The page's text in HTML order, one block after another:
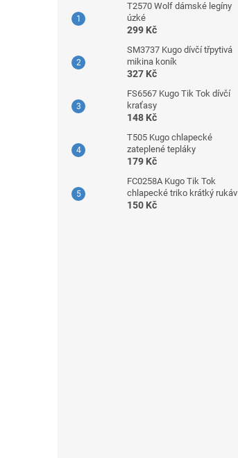
T2570 Wolf dámské legíny
úzké
299 Kč
SM3737 Kugo dívčí třpytivá
mikina koník
327 Kč
FS6567 Kugo Tik Tok dívčí
kraťasy
148 Kč
T505 Kugo chlapecké
zateplené tepláky
179 Kč
FC0258A Kugo Tik Tok
chlapecké triko krátký rukáv
150 Kč